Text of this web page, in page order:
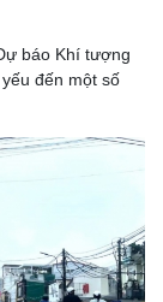
báo Khí tượng
đến một số